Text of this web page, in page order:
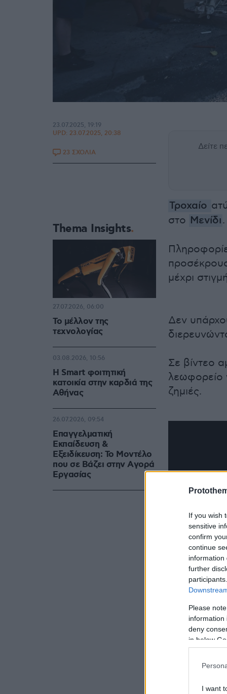
If you wish
sensitive
confirm
continue
information
further
Please
information
deny
in below
I want
Δείτε
Τροχαίο
στο Μενίδι.
μέχρι
Δεν
Σε βίντεο
λεωφορείο
ζημιές.
seconds
minutes,
seconds Volume
23.07.2025, 19:19
UPD: 23.07.2025, 20:38
23 ΣΧΟΛΙΑ
Thema Insights
Το μέλλον της
τεχνολογίας
27.07.2026, 06:00
Η Smart φοιτητική
κατοικία στην καρδιά της
Αθήνας
03.08.2026, 10:56
Επαγγελματική
Εκπαίδευση &
Εξειδίκευση: Το Mοντέλο
που σε Bάζει στην Aγορά
Eργασίας
26.07.2026, 09:54